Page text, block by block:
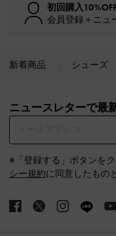
初回購入
会員登録＋ニュ
新着商品 シューズ
ニュースレターで最
※「登録する」ボタンをク
シー規約に同意したもの